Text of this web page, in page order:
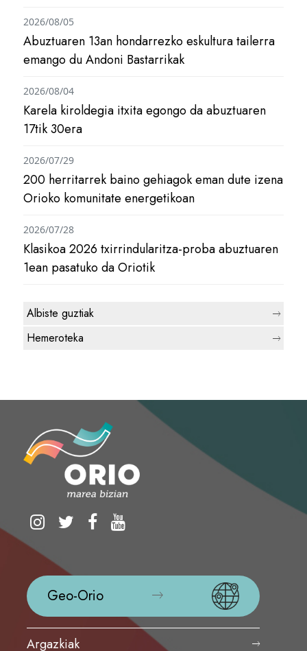
Abuztuaren 13an hondarrezko eskultura tailerra
emango du Andoni Bastarrikak
2026/08/05
Karela kiroldegia itxita egongo da abuztuaren
17tik 30era
2026/08/04
200 herritarrek baino gehiagok eman dute izena
Orioko komunitate energetikoan
2026/07/29
Klasikoa 2026 txirrindularitza-proba abuztuaren
1ean pasatuko da Oriotik
2026/07/28
Albiste guztiak
Hemeroteka
Geo-Orio
Argazkiak